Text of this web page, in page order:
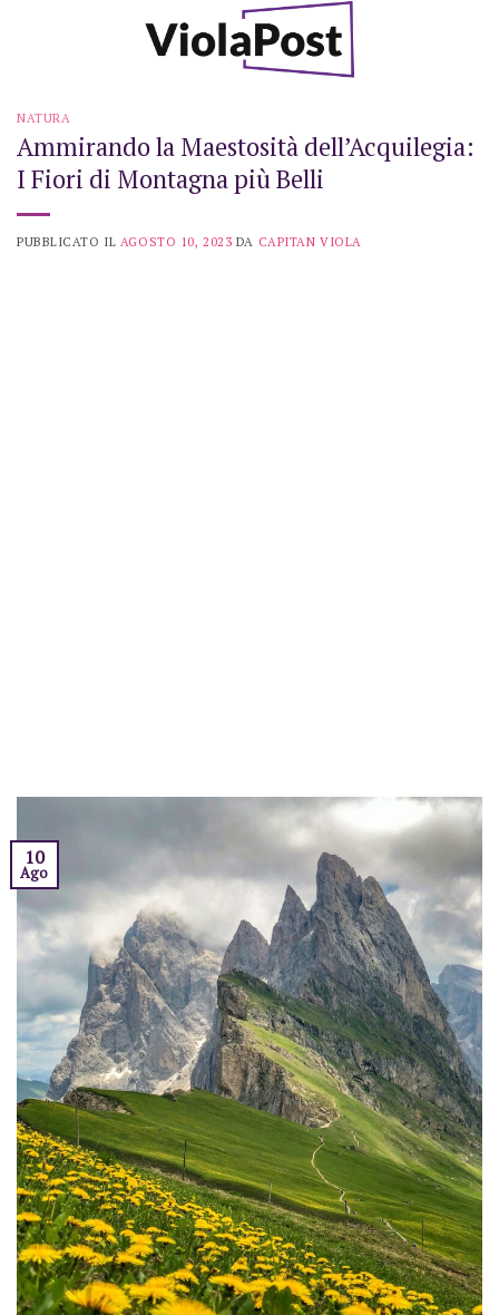
NATURA
Ammirando la Maestosità dell’Acquilegia:
I Fiori di Montagna più Belli
PUBBLICATO IL AGOSTO 10, 2023 DA CAPITAN VIOLA
10
Ago